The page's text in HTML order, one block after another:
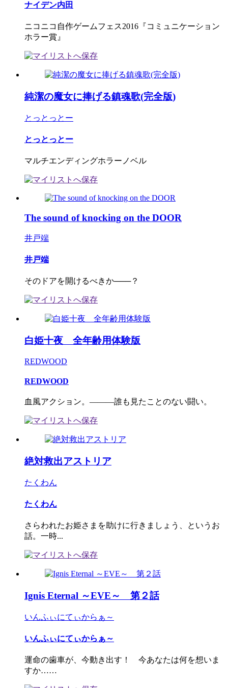
ナイデン内田
ニコニコ自作ゲームフェス2016『コミュニケーション
ホラー賞』
純潔の魔女に捧げる鎮魂歌(完全版)
とっとっとー
とっとっとー
マルチエンディングホラーノベル
The sound of knocking on the DOOR
井戸端
井戸端
そのドアを開けるべきか───？
白姫十夜 全年齢用体験版
REDWOOD
REDWOOD
血風アクション。―――誰も見たことのない闘い。
絶対救出アストリア
たくわん
たくわん
さらわれたお姫さまを助けに行きましょう、というお
話。一時...
Ignis Eternal ～EVE～ 第２話
いんふぃにてぃからぁ～
いんふぃにてぃからぁ～
運命の歯車が、今動き出す！ 今あなたは何を想いま
すか……